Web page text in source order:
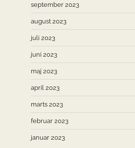
september 2023
august 2023
juli 2023
juni 2023
maj 2023
april 2023
marts 2023
februar 2023
januar 2023